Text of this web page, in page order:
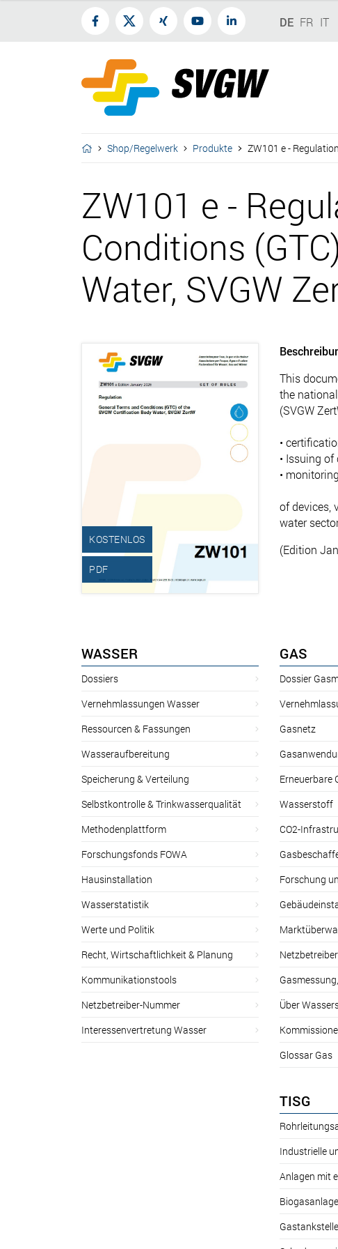
DE FR IT
Shop/Regelwerk Produkte ZW101 e -
ZW101 e -
Conditions
Water, SVGW
KOSTENLOS
PDF
This
the
(SVGW
•
• Issuing
• monitoring
of devices,
water
(Edition
WASSER
Dossiers
Vernehmlassungen Wasser
Ressourcen & Fassungen
Wasseraufbereitung
Speicherung & Verteilung
Selbstkontrolle & Trinkwasserqualität
Methodenplattform
Forschungsfonds FOWA
Hausinstallation
Wasserstatistik
Werte und Politik
Recht, Wirtschaftlichkeit & Planung
Kommunikationstools
Netzbetreiber-Nummer
Interessenvertretung Wasser
GAS
Dossier
Gasnetz
Erneuerbare
Wasserstoff
CO2-
Forschung
Über
Glossar Gas
TISG
Industrielle
Anlagen mit